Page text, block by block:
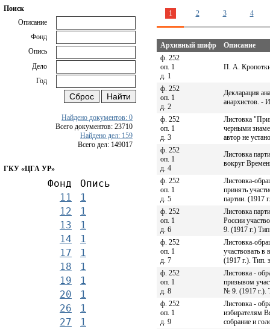
Поиск
Описание
Фонд
Опись
Дело
Год
Найдено документов: 0
Всего документов: 23710
Найдено дел: 159
Всего дел: 149017
ГКУ «ЦГА УР»
Фонд
Опись
11
1
12
1
13
1
14
1
17
1
18
1
19
1
20
1
26
1
27
1
1 2 3 4
Архивный шифр
Описание
ф. 252
оп. 1
д. 1
П. А.
ф. 252
оп. 1
д. 2
Декларация
анархистов. -
ф. 252
оп. 1
д. 3
Листовка
черными
автор не
ф. 252
оп. 1
д. 4
Листовка
вокруг
ф. 252
оп. 1
д. 5
Листовка-
принять
партии. (1917
ф. 252
оп. 1
д. 6
Листовка
России
9. (1917 г.)
ф. 252
оп. 1
д. 7
Листовка-
участвовать в
(1917 г.). Тип.
ф. 252
оп. 1
д. 8
Листовка -
призывом
№ 9. (1917 г.).
ф. 252
оп. 1
д. 9
Листовка -
избирателям
собрание и